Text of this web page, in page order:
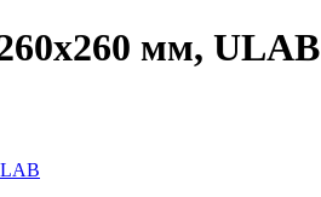
мм, ULAB